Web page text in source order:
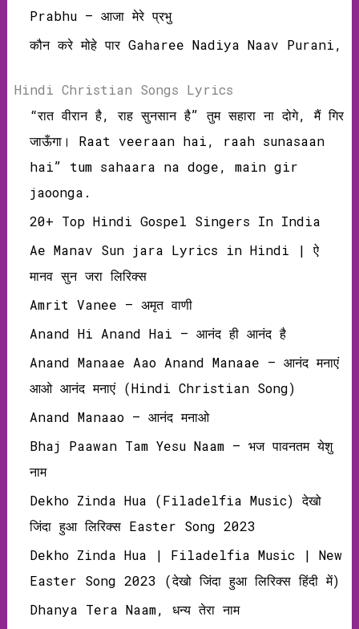
Prabhu – आजा मेरे प्रभु
कौन करे मोहे पार Gaharee Nadiya Naav Purani,
Hindi Christian Songs Lyrics
“रात वीरान है, राह सुनसान है” तुम सहारा ना दोगे, मैं गिर
जाऊँगा। Raat veeraan hai, raah sunasaan
hai” tum sahaara na doge, main gir
jaoonga.
20+ Top Hindi Gospel Singers In India
Ae Manav Sun jara Lyrics in Hindi | ऐ
मानव सुन जरा लिरिक्‍स
Amrit Vanee – अमृत वाणी
Anand Hi Anand Hai – आनंद ही आनंद है
Anand Manaae Aao Anand Manaae – आनंद मनाएं
आओ आनंद मनाएं (Hindi Christian Song)
Anand Manaao – आनंद मनाओ
Bhaj Paawan Tam Yesu Naam – भज पावनतम येशु
नाम
Dekho Zinda Hua (Filadelfia Music) देखो
जिंदा हुआ लिरिक्‍स Easter Song 2023
Dekho Zinda Hua | Filadelfia Music | New
Easter Song 2023 (देखो जिंदा हुआ लिरिक्‍स हिंदी में)
Dhanya Tera Naam, धन्य तेरा नाम